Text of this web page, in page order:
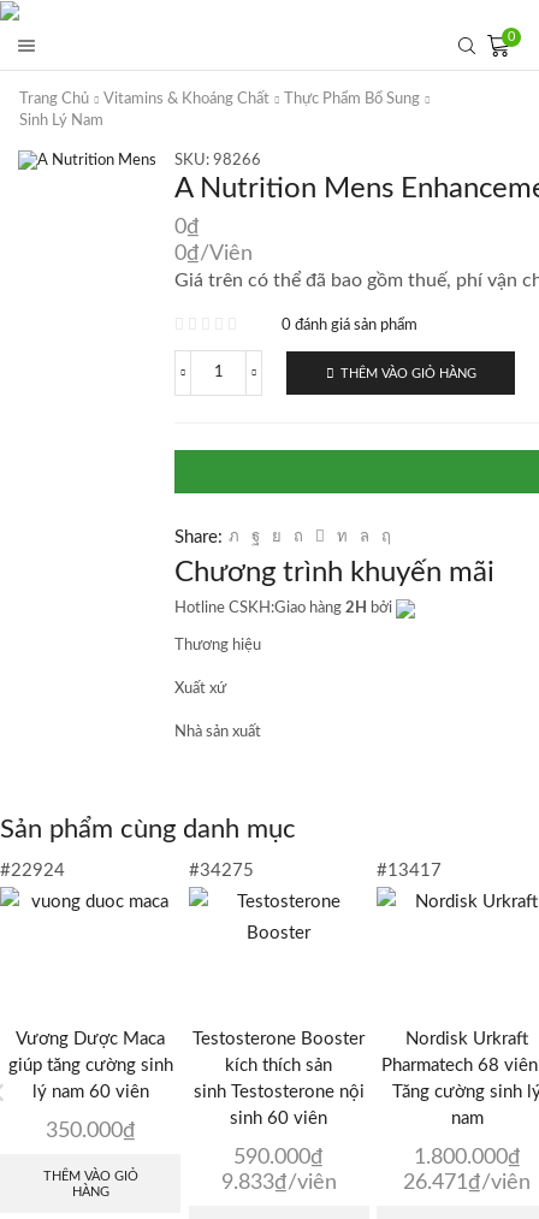
0
Trang Chủ Vitamins & Khoáng Chất
Thực Phẩm Bổ Sung
Sinh Lý Nam
SKU: 98266
A Nutrition Mens
0₫
0₫/Viên
Giá trên có thể đã bao gồm thuế, phí vận
0 đánh giá sản phẩm
A
Enhancement
viên
lượng
THÊM VÀO GIỎ HÀNG
Share:
Chương trình khuyến mãi
Hotline CSKH:Giao hàng 2H bởi
Thương hiệu
Xuất xứ
Nhà sản xuất
Sản phẩm cùng danh mục
#22924
Vương Dược Maca
giúp tăng cường sinh
lý nam 60 viên
350.000₫
THÊM VÀO GIỎ
HÀNG
#34275
Testosterone Booster
kích thích sản
sinh Testosterone nội
sinh 60 viên
590.000₫
9.833₫/viên
#13417
Nordisk Urkraft
Pharmatech 68
Tăng cường sinh
nam
1.800.000₫
26.471 ₫/viên